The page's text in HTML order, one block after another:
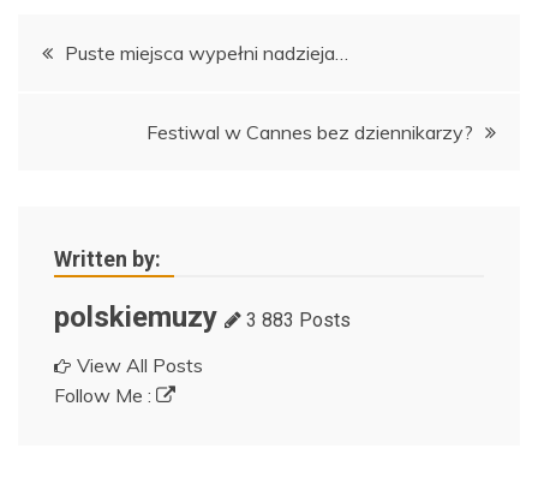
Nawigacja
Puste miejsca wypełni nadzieja…
Festiwal w Cannes bez dziennikarzy?
Written by:
polskiemuzy 3 883 Posts
View All Posts
Follow Me :